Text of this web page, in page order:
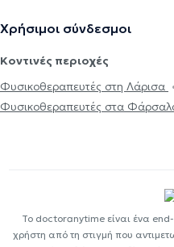
Χρήσιμοι σύνδεσμοι
Κοντινές περιοχές
Φυσικοθεραπευτές στη Λάρισα
Φυσικοθεραπευτές στα
Το doctoranytime είναι ένα
χρήστη από τη στιγμή που